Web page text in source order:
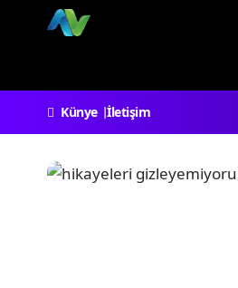
Künye İletişim